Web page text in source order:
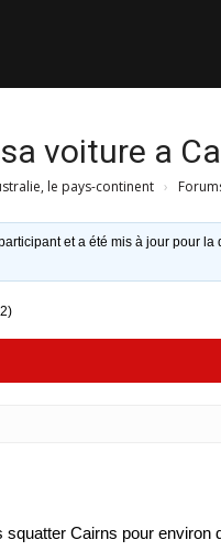
voiture a
le pays-continent ›
et a été mis à jour pour la
squatter Cairns pour